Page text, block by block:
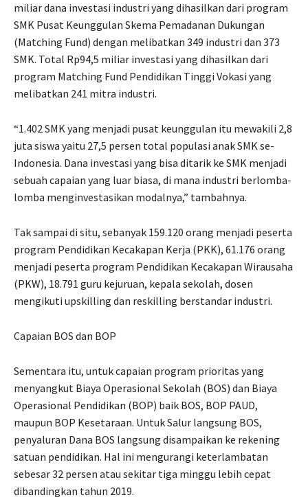
miliar dana investasi industri yang dihasilkan dari program
SMK Pusat Keunggulan Skema Pemadanan Dukungan
(Matching Fund) dengan melibatkan 349 industri dan 373
SMK. Total Rp94,5 miliar investasi yang dihasilkan dari
program Matching Fund Pendidikan Tinggi Vokasi yang
melibatkan 241 mitra industri.
“1.402 SMK yang menjadi pusat keunggulan itu mewakili 2,8
juta siswa yaitu 27,5 persen total populasi anak SMK se-
Indonesia. Dana investasi yang bisa ditarik ke SMK menjadi
sebuah capaian yang luar biasa, di mana industri berlomba-
lomba menginvestasikan modalnya,” tambahnya.
Tak sampai di situ, sebanyak 159.120 orang menjadi peserta
program Pendidikan Kecakapan Kerja (PKK), 61.176 orang
menjadi peserta program Pendidikan Kecakapan Wirausaha
(PKW), 18.791 guru kejuruan, kepala sekolah, dosen
mengikuti upskilling dan reskilling berstandar industri.
Capaian BOS dan BOP
Sementara itu, untuk capaian program prioritas yang
menyangkut Biaya Operasional Sekolah (BOS) dan Biaya
Operasional Pendidikan (BOP) baik BOS, BOP PAUD,
maupun BOP Kesetaraan. Untuk Salur langsung BOS,
penyaluran Dana BOS langsung disampaikan ke rekening
satuan pendidikan. Hal ini mengurangi keterlambatan
sebesar 32 persen atau sekitar tiga minggu lebih cepat
dibandingkan tahun 2019.